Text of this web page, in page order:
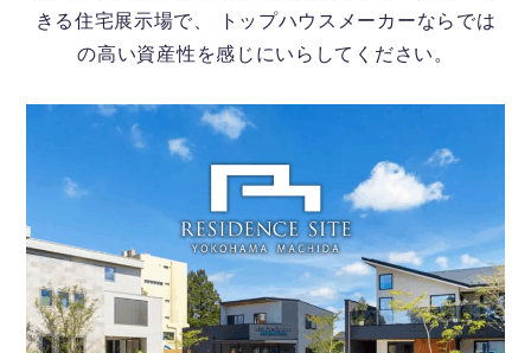
きる住宅展示場で、 トップハウスメーカーならでは
の高い資産性を感じにいらしてください。